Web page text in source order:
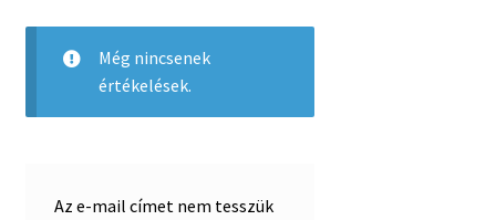
Még nincsenek
értékelések.
Az e-mail címet nem tesszük